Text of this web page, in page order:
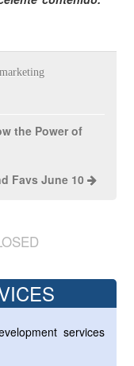
marketing
the Power of
Favs June 10
services